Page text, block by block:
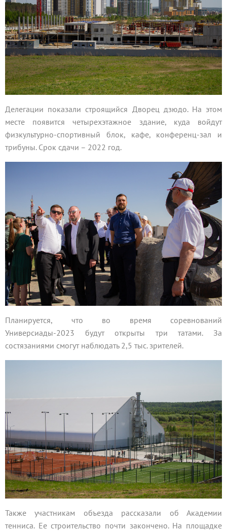
Делегации показали строящийся Дворец дзюдо. На этом
месте появится четырехэтажное здание, куда войдут
физкультурно-спортивный блок, кафе, конференц-зал и
трибуны. Срок сдачи – 2022 год.
Планируется, что во время соревнований
Универсиады-2023 будут открыты три татами. За
состязаниями смогут наблюдать 2,5 тыс. зрителей.
Также участникам объезда рассказали об Академии
тенниса. Ее строительство почти закончено. На площадке